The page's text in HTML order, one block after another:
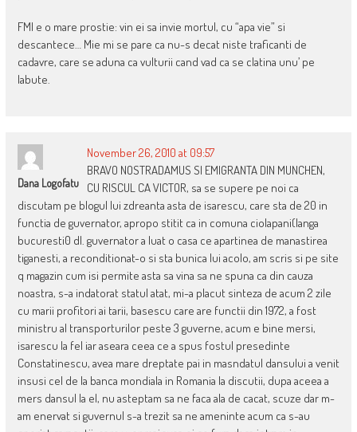
FMI e o mare prostie: vin ei sa invie mortul, cu “apa vie” si
descantece… Mie mi se pare ca nu-s decat niste traficanti de
cadavre, care se aduna ca vulturii cand vad ca se clatina unu’ pe
labute.
Dana Logofatu
November 26, 2010 at 09:57
BRAVO NOSTRADAMUS SI EMIGRANTA DIN MUNCHEN,
CU RISCUL CA VICTOR, sa se supere pe noi ca
discutam pe blogul lui zdreanta asta de isarescu, care sta de 20 in
functia de guvernator, apropo stitit ca in comuna ciolapani(langa
bucuresti0 dl. guvernator a luat o casa ce apartinea de manastirea
tiganesti, a reconditionat-o si sta bunica lui acolo, am scris si pe site
q magazin cum isi permite asta sa vina sa ne spuna ca din cauza
noastra, s-a indatorat statul atat, mi-a placut sinteza de acum 2 zile
cu marii profitori ai tarii, basescu care are functii din 1972, a fost
ministru al transporturilor peste 3 guverne, acum e bine mersi,
isarescu la fel iar aseara ceea ce a spus fostul presedinte
Constatinescu, avea mare dreptate pai in masndatul dansului a venit
insusi cel de la banca mondiala in Romania la discutii, dupa aceea a
mers dansul la el, nu asteptam sa ne faca ala de cacat, scuze dar m-
am enervat si guvernul s-a trezit sa ne ameninte acum ca s-au